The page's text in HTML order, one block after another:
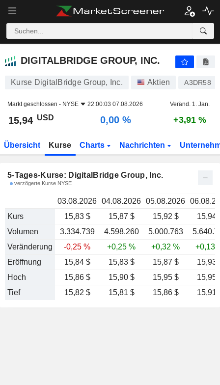
DIGITALBRIDGE GROUP, INC. 15,94
DIGITALBRIDGE GROUP, INC.
Kurse DigitalBridge Group, Inc. Aktien A3DR58
Markt geschlossen - NYSE 22:00:03 07.08.2026 Veränd. 1. Jan.
15,94 USD 0,00 % +3,91 %
Übersicht Kurse Charts Nachrichten
5-Tages-Kurse: DigitalBridge Group, Inc.
verzögerte Kurse NYSE
03.08.2026 04.08.2026 05.08.2026
Kurs
15,83 $ 15,87 $ 15,92 $
15,94
Volumen
3.334.739 4.598.260 5.000.763
Veränderung
-0,25 % +0,25 % +0,32 %
+0,13
Eröffnung
15,84 $ 15,83 $ 15,87 $
15,93
Hoch
15,86 $ 15,90 $ 15,95 $
15,95
Tief
15,82 $ 15,81 $ 15,86 $ 15,91